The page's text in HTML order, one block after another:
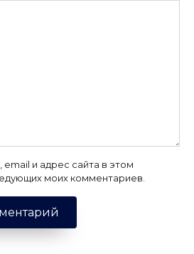
и адрес сайта в этом
моих комментариев.